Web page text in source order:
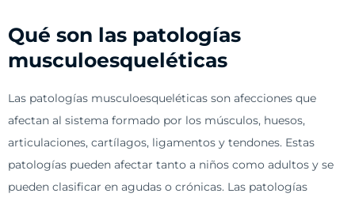
Qué son las patologías
musculoesqueléticas
Las patologías musculoesqueléticas son afecciones que
afectan al sistema formado por los músculos, huesos,
articulaciones, cartílagos, ligamentos y tendones. Estas
patologías pueden afectar tanto a niños como adultos y se
pueden clasificar en agudas o crónicas. Las patologías